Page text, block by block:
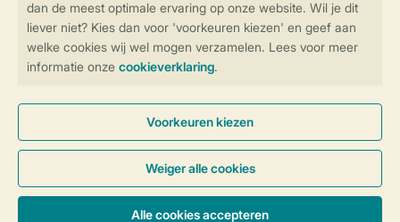
Controle over jouw gegevens &
Instellingen wijzigen
Algemene Voorwaarden Privacy Notice
Cookies en banners